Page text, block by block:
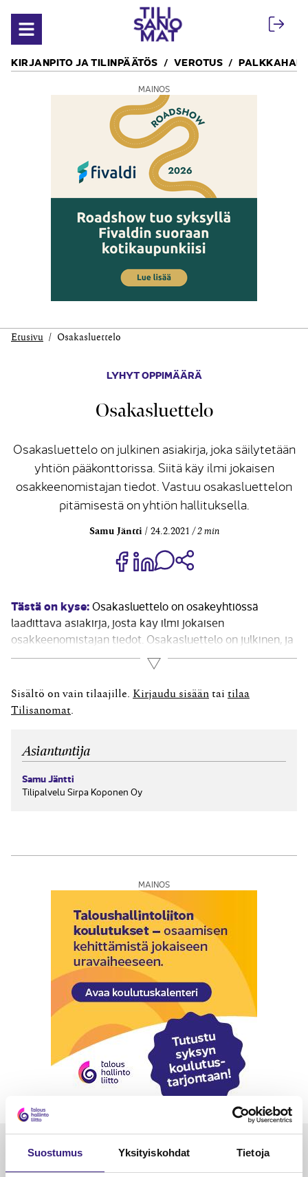
Suostumus Yksityiskohdat Tietoja
Avaa valikko
KIRJANPITO JA TILINPÄÄTÖS VEROTUS
MAINOS
Etusivu Osakasluettelo
LYHYT OPPIMÄÄRÄ
Osakasluettelo
Osakasluettelo on julkinen asiakirja, joka säilytetään
yhtiön pääkonttorissa. Siitä käy ilmi jokaisen
osakkeenomistajan tiedot. Vastuu osakasluettelon
pitämisestä on yhtiön hallituksella.
Samu Jäntti 24.2.2021 2 min
Jaa Share on Facebook
Jaa Share on LinkedIn
Jaa WhatsApp-viestinä
Tästä on kyse:Osakasluettelo on osakeyhtiössä
laadittava asiakirja, josta käy ilmi jokaisen
osakkeenomistajan tiedot. Osakasluettelo on julkinen, ja
se on säilytettävä yhtiön pääkonttorissa. Vastuu
osakasluettelon pitämisestä on yhtiön hallituksella, ja se
on laadittava välittömästi osakeyhtiön perustamisen
jälkeen. Osakasluetteloa tulee aina päivittää, kun
Lue lisää
Sisältö on vain tilaajille. Kirjaudu sisään tai tilaa
Tilisanomat
Asiantuntija
Samu Jäntti
Tilipalvelu Sirpa Koponen Oy
MAINOS
Luetuimmat